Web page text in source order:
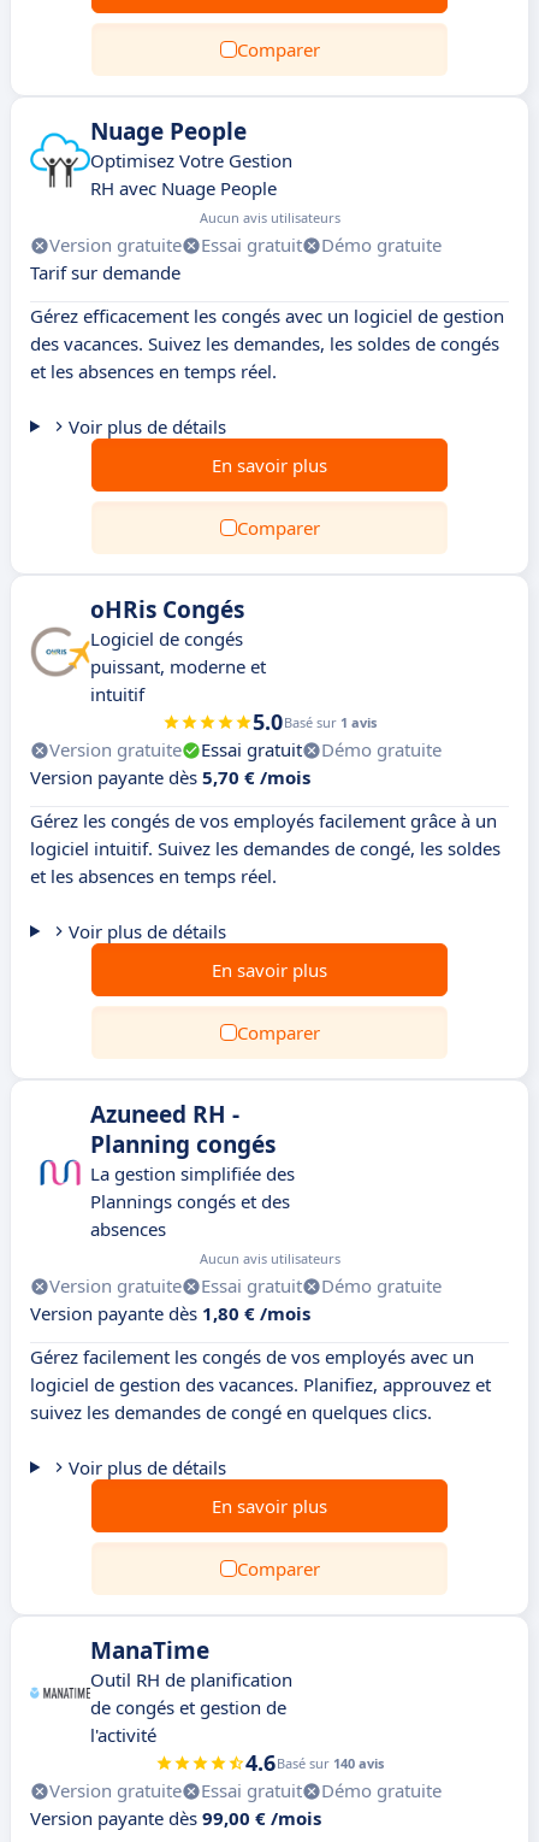
Comparer
Nuage People
Optimisez Votre Gestion
RH avec Nuage People
Aucun avis utilisateurs
Version gratuite Essai gratuit
Démo gratuite
Tarif sur demande
Gérez efficacement les congés avec un logiciel de gestion
des vacances. Suivez les demandes, les soldes de congés
et les absences en temps réel.
Voir plus de détails
En savoir plus
Comparer
oHRis Congés
Logiciel de congés
puissant, moderne et
intuitif
5.0Basé sur 1 avis
Version gratuite Essai gratuit
Démo gratuite
Version payante dès 5,70 € /mois
Gérez les congés de vos employés facilement grâce à un
logiciel intuitif. Suivez les demandes de congé, les soldes
et les absences en temps réel.
Voir plus de détails
En savoir plus
Comparer
Azuneed RH -
Planning congés
La gestion simplifiée des
Plannings congés et des
absences
Aucun avis utilisateurs
Version gratuite Essai gratuit
Démo gratuite
Version payante dès 1,80 € /mois
Gérez facilement les congés de vos employés avec un
logiciel de gestion des vacances. Planifiez, approuvez et
suivez les demandes de congé en quelques clics.
Voir plus de détails
En savoir plus
Comparer
ManaTime
Outil RH de planification
de congés et gestion de
l'activité
4.6Basé sur 140 avis
Version gratuite Essai gratuit
Démo gratuite
Version payante dès 99,00 € /mois